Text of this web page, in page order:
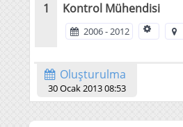
Kontrol Mühendisi
2006 - 2012
Oluşturulma
30 Ocak 2013 08:53